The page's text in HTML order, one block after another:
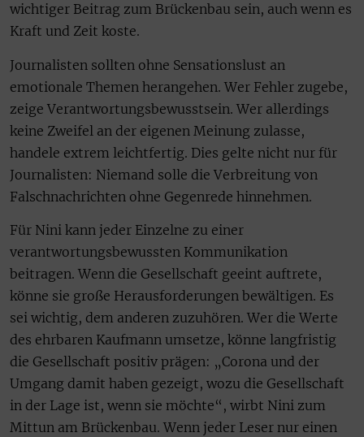
wichtiger Beitrag zum Brückenbau sein, auch wenn es
Kraft und Zeit koste.
Journalisten sollten ohne Sensationslust an
emotionale Themen herangehen. Wer Fehler zugebe,
zeige Verantwortungsbewusstsein. Wer allerdings
keine Zweifel an der eigenen Meinung zulasse,
handele extrem leichtfertig. Dies gelte nicht nur für
Journalisten: Niemand solle die Verbreitung von
Falschnachrichten ohne Gegenrede hinnehmen.
Für Nini kann jeder Einzelne zu einer
verantwortungsbewussten Kommunikation
beitragen. Wenn die Gesellschaft geeint auftrete,
könne sie große Herausforderungen bewältigen. Es
sei wichtig, dem anderen zuzuhören. Wer die Werte
des ehrbaren Kaufmann umsetze, könne langfristig
die Gesellschaft positiv prägen: „Corona und der
Umgang damit haben gezeigt, wozu die Gesellschaft
in der Lage ist, wenn sie möchte“, wirbt Nini zum
Mittun am Brückenbau. Wenn jeder Leser nur einen